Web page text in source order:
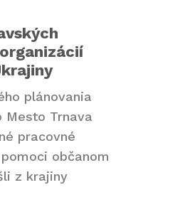
plánovania
Mesto Trnava
pracovné
občanom
z krajiny